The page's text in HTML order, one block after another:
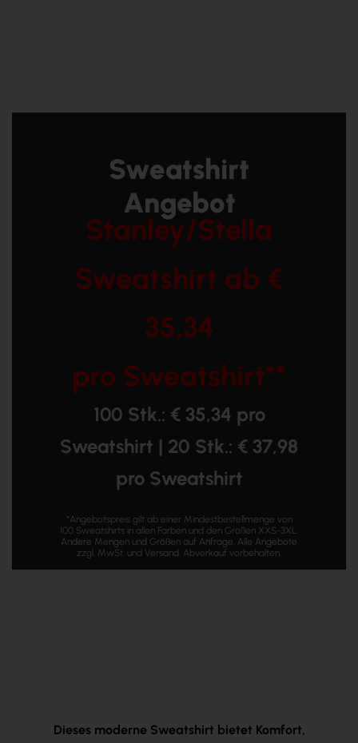
Sweatshirt
Angebot
Stanley/Stella
Sweatshirt ab €
35,34
pro Sweatshirt**
100 Stk.: € 35,34 pro
Sweatshirt | 20 Stk.: € 37,98
pro Sweatshirt
*Angebotspreis gilt ab einer Mindestbestellmenge von
100 Sweatshirts in allen Farben und den Größen XXS-3XL.
Andere Mengen und Größen auf Anfrage. Alle Angebote
zzgl. MwSt. und Versand. Abverkauf vorbehalten.
Dieses moderne Sweatshirt bietet Komfort,